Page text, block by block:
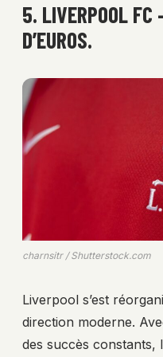
5. LIVERPOOL FC
D’EUROS.
charnsitr / Shutterstock.com
Liverpool s’est
direction moderne.
des succès constants,